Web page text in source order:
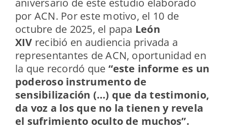
aniversario de este estudio elaborado
por ACN. Por este motivo, el 10 de
octubre de 2025, el papa León
XIV recibió en audiencia privada a
representantes de ACN, oportunidad en
la que recordó que “este informe es un
poderoso instrumento de
sensibilización (…) que da testimonio,
da voz a los que no la tienen y revela
el sufrimiento oculto de muchos”.